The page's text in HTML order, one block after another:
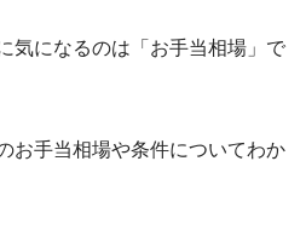
気になるのは「お手当相場」で
お手当相場や条件についてわか